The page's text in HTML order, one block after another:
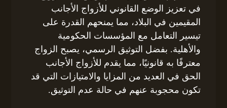
في تعزيز الوضع القانوني للأزواج الأجانب
المقيمين في البلاد، مما يمنحهم القدرة على
تيسير التعامل مع المؤسسات الحكومية
والأهلية. بفضل التوثيق الرسمي، يصبح الزواج
معترفًا به قانونيًا، مما يقدم للأزواج الأجانب
الحق في العديد من المزايا والامتيازات التي قد
تكون محجوبة عنهم في حالة عدم التوثيق.